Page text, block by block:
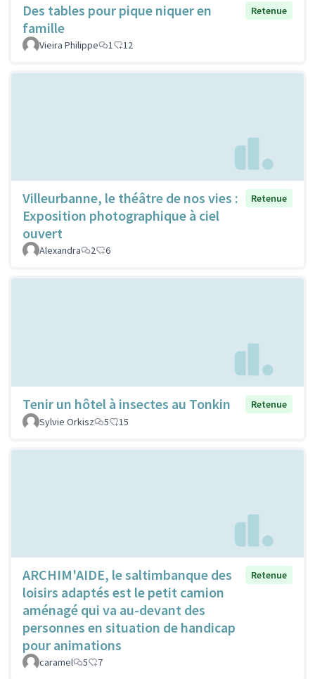
Des tables pour pique niquer en
famille
Retenue
Vieira Philippe 1 12
Villeurbanne, le théâtre de nos vies :
Exposition photographique à ciel
ouvert
Retenue
Alexandra 2 6
Tenir un hôtel à insectes au Tonkin
Retenue
Sylvie Orkisz
5 15
ARCHIM'AIDE, le saltimbanque des
loisirs adaptés est le petit camion
aménagé qui va au-devant des
personnes en situation de handicap
pour animations
Retenue
caramel 5 7